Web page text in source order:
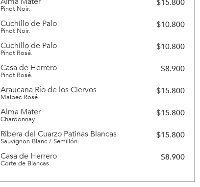
Pinot Noir.
$15.800
Cuchillo de Palo
Pinot Noir.
$10.800
Cuchillo de Palo
Pinot Rosé.
$10.800
Casa de Herrero
Pinot Rosé.
$8.900
Araucana Río de los Ciervos
Malbec Rosé.
$15.800
Alma Mater
Chardonnay.
$15.800
Ribera del Cuarzo Patinas Blancas
Sauvignon Blanc / Semillón.
$15.800
Casa de Herrero
Corte de Blancas.
$8.900